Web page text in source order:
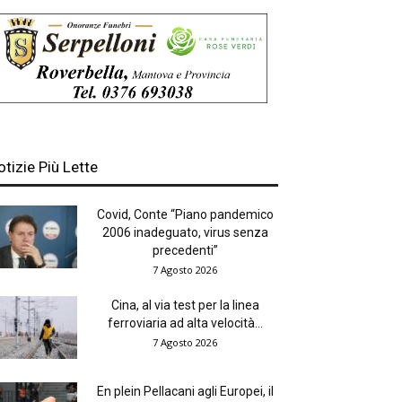
Più Lette
Covid, Conte “Piano pandemico
2006 inadeguato, virus senza
precedenti”
7 Agosto 2026
Cina, al via test per la linea
ferroviaria ad alta velocità...
7 Agosto 2026
En plein Pellacani agli Europei, il